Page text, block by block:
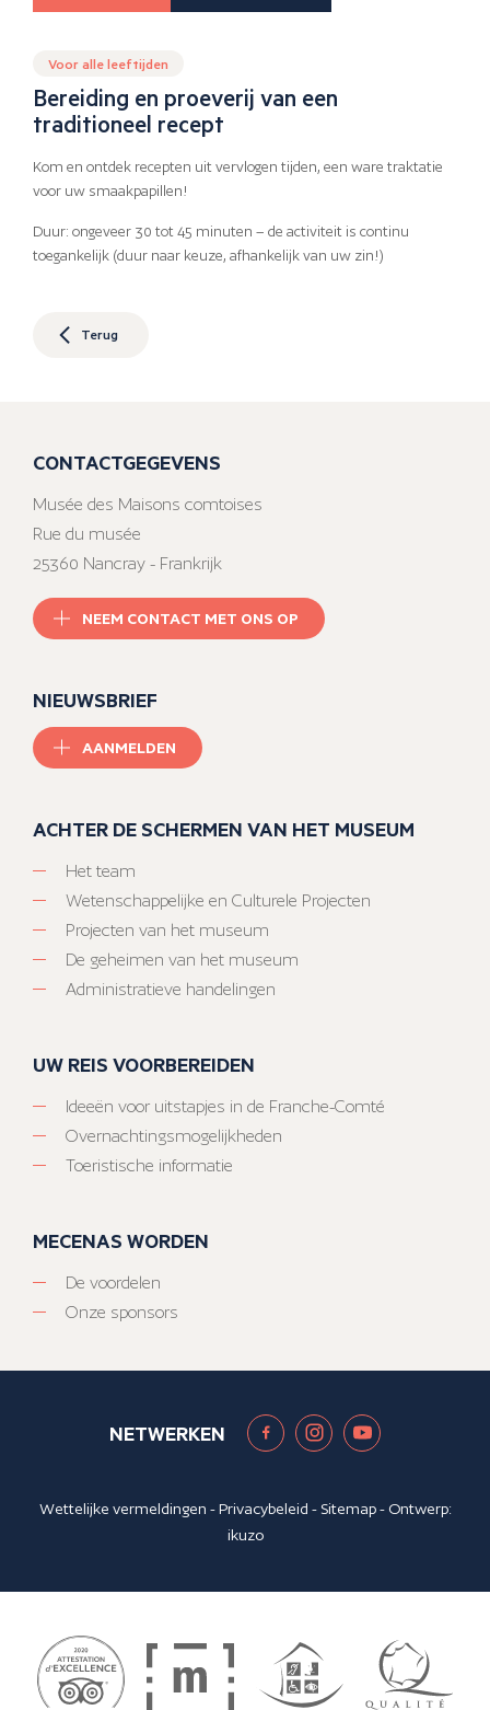
Voor alle leeftijden
Bereiding en proeverij van een
traditioneel recept
Kom en ontdek recepten uit vervlogen tijden, een ware traktatie
voor uw smaakpapillen!
Duur: ongeveer 30 tot 45 minuten – de activiteit is continu
toegankelijk (duur naar keuze, afhankelijk van uw zin!)
Terug
CONTACTGEGEVENS
Musée des Maisons comtoises
Rue du musée
25360 Nancray - Frankrijk
NEEM CONTACT MET ONS OP
NIEUWSBRIEF
AANMELDEN
ACHTER DE SCHERMEN VAN HET MUSEUM
Het team
Wetenschappelijke en Culturele Projecten
Projecten van het museum
De geheimen van het museum
Administratieve handelingen
UW REIS VOORBEREIDEN
Ideeën voor uitstapjes in de Franche-Comté
Overnachtingsmogelijkheden
Toeristische informatie
MECENAS WORDEN
De voordelen
Onze sponsors
NETWERKEN
Wettelijke vermeldingen -Privacybeleid - Sitemap- Ontwerp:
ikuzo